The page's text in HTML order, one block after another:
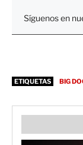
Síguenos en
ETIQUETAS BIG